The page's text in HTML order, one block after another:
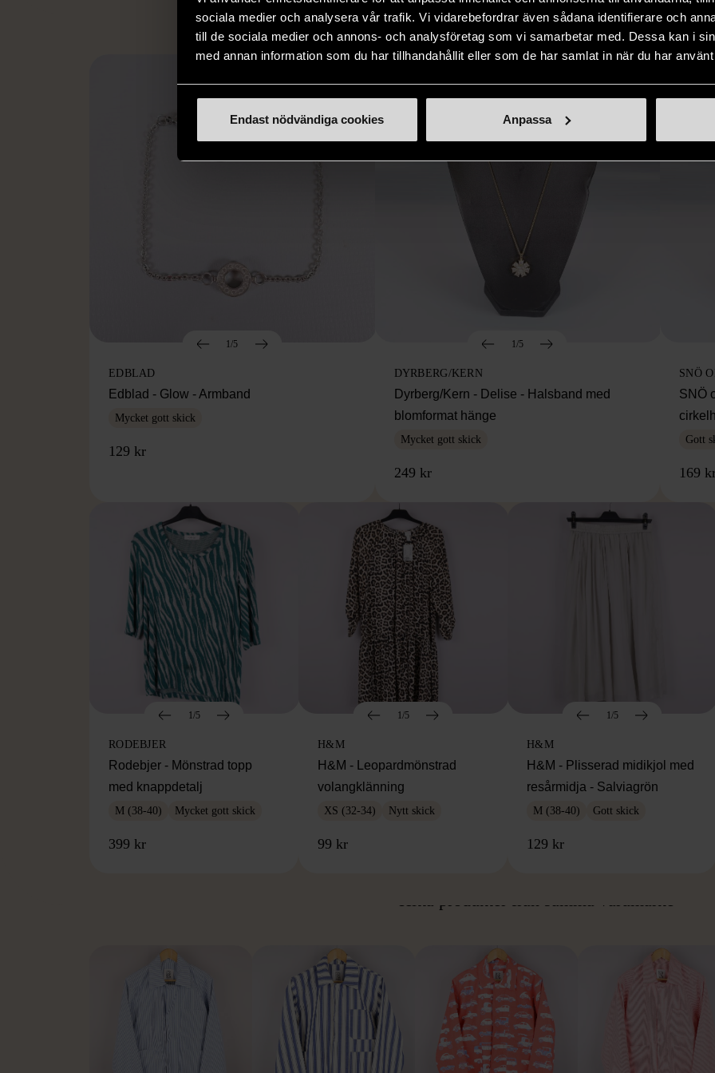
sociala medier och analysera vår trafik. Vi vidarebefordrar även sådana identifierare och
till de sociala medier och annons- och analysföretag som vi samarbetar med. Dessa kan i
med annan information som du har tillhandahållit eller som de har samlat in när du har
Endast nödvändiga cookies Anpassa
Hitta produkter som påminner om denna
1/5
EDBLAD
Edblad - Glow - Armband
Mycket gott skick
129 kr
1/5
DYRBERG/KERN
Dyrberg/Kern - Delise - Halsband med
blomformat hänge
Mycket gott skick
249 kr
SNÖ
SNÖ
Gott
169
1/5
RODEBJER
Rodebjer - Mönstrad topp
med knappdetalj
M (38-40) Mycket gott skick
399 kr
1/5
H&M
H&M - Leopardmönstrad
volangklänning
XS (32-34) Nytt skick
99 kr
1/5
H&M
H&M - Plisserad midikjol med
resårmidja - Salviagrön
M (38-40) Gott skick
129 kr